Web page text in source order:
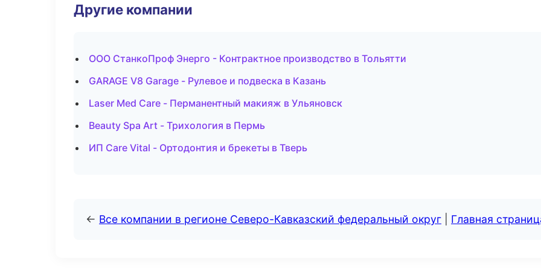
Другие компании
ООО СтанкоПроф Энерго - Контрактное производство в Тольятти
GARAGE V8 Garage - Рулевое и подвеска в Казань
Laser Med Care - Перманентный макияж в Ульяновск
Beauty Spa Art - Трихология в Пермь
ИП Care Vital - Ортодонтия и брекеты в Тверь
← Все компании в регионе Северо-Кавказский федеральный округ Главная